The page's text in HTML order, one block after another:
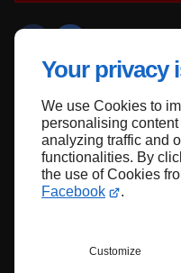
Your privacy
We use Cookies to
personalising
analyzing traffic and
functionalities. By
the use of Cookies
Facebook
.
Customize